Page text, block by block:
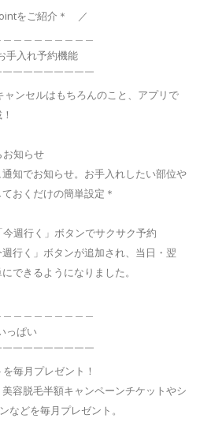
をご紹介＊ ／
入れ予約機能
￣￣￣￣￣￣￣￣
ンセルはもちろんのこと、アプリで
知らせ
知でお知らせ。お手入れしたい部位や
おくだけの簡単設定＊
週行く」ボタンでサクサク予約
行く」ボタンが追加され、当日・翌
できるようになりました。
っぱい
￣￣￣￣￣￣￣￣
毎月プレゼント！
容脱毛半額キャンペーンチケットやシ
などを毎月プレゼント。